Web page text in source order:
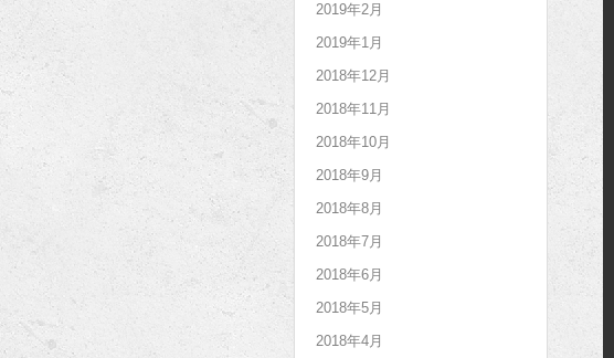
2019年2月
2019年1月
2018年12月
2018年11月
2018年10月
2018年9月
2018年8月
2018年7月
2018年6月
2018年5月
2018年4月